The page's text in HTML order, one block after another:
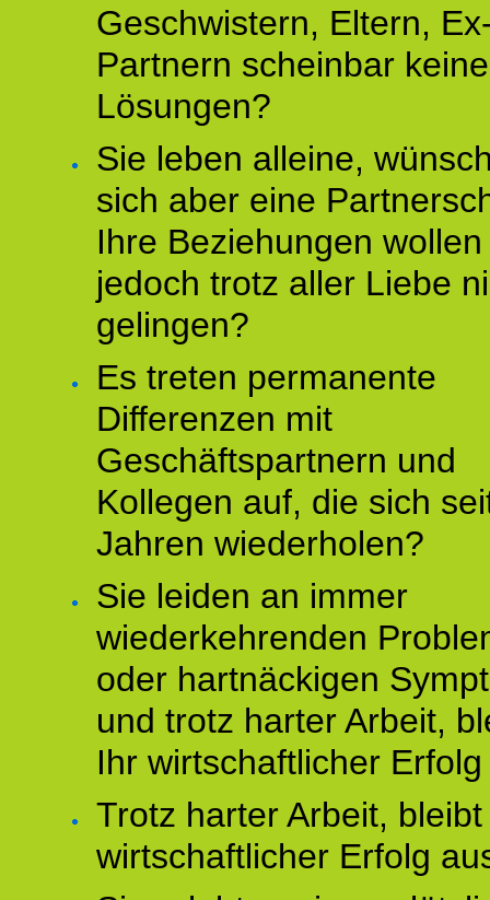
Geschwistern, Eltern,
Partnern scheinbar keine
Lösungen?
Sie leben alleine,
sich aber eine
Ihre Beziehungen wollen
jedoch trotz aller Liebe
gelingen?
Es treten permanente
Differenzen mit
Geschäftspartnern und
Kollegen auf, die sich
Jahren wiederholen?
Sie leiden an immer
wiederkehrenden
oder hartnäckigen
und trotz harter Arbeit,
Ihr wirtschaftlicher
Trotz harter Arbeit,
wirtschaftlicher Erfolg